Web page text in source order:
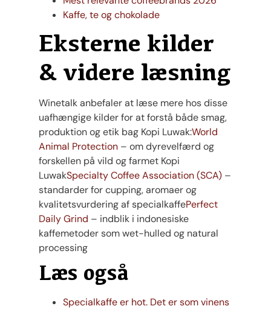
Kaffe, te og chokolade
Eksterne kilder
& videre læsning
Winetalk anbefaler at læse mere hos disse
uafhængige kilder for at forstå både smag,
produktion og etik bag Kopi Luwak:World
Animal Protection – om dyrevelfærd og
forskellen på vild og farmet Kopi
LuwakSpecialty Coffee Association (SCA) –
standarder for cupping, aromaer og
kvalitetsvurdering af specialkaffePerfect
Daily Grind – indblik i indonesiske
kaffemetoder som wet-hulled og natural
processing
Læs også
Specialkaffe er hot. Det er som vinens